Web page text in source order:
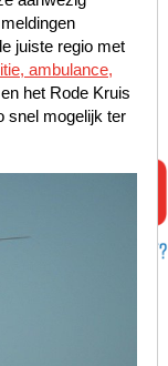
juiste regio met
ambulance,
het Rode Kruis
snel mogelijk ter